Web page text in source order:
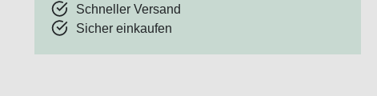
Schneller Versand
Sicher einkaufen